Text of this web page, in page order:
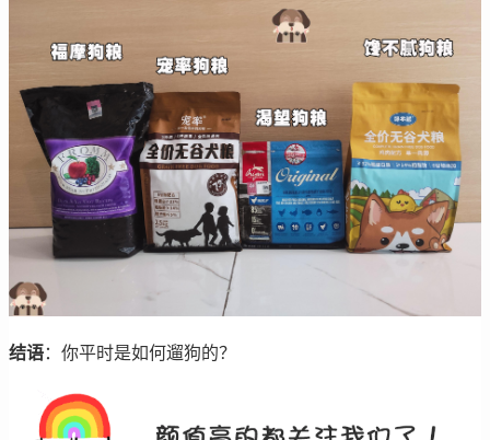
结语：你平时是如何遛狗的？